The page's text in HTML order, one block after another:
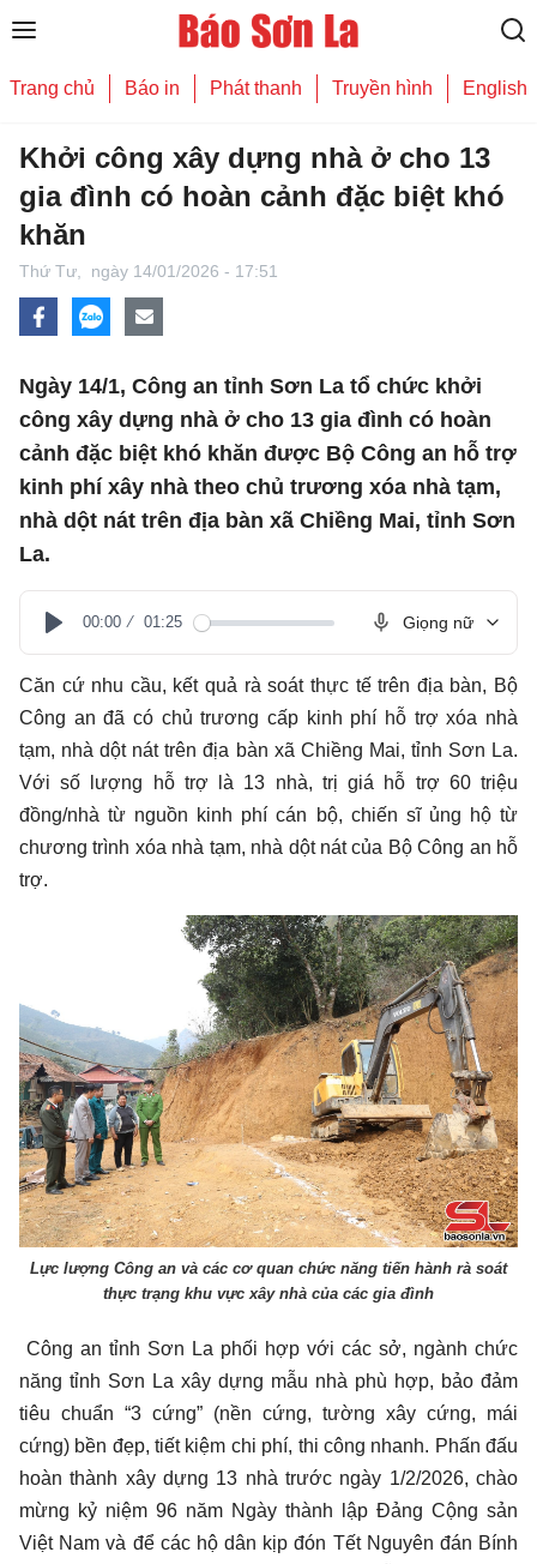
Trang chủ Báo in Phát thanh Truyền hình English
Khởi công xây dựng nhà ở cho 13
gia đình có hoàn cảnh đặc biệt khó
khăn
Thứ Tư, ngày 14/01/2026 - 17:51
Ngày 14/1, Công an tỉnh Sơn La tổ chức khởi
công xây dựng nhà ở cho 13 gia đình có hoàn
cảnh đặc biệt khó khăn được Bộ Công an hỗ trợ
kinh phí xây nhà theo chủ trương xóa nhà tạm,
nhà dột nát trên địa bàn xã Chiềng Mai, tỉnh Sơn
La.
Play
00:00 01:25 Giọng nữ
Căn cứ nhu cầu, kết quả rà soát thực tế trên địa bàn, Bộ
Công an đã có chủ trương cấp kinh phí hỗ trợ xóa nhà
tạm, nhà dột nát trên địa bàn xã Chiềng Mai, tỉnh Sơn La.
Với số lượng hỗ trợ là 13 nhà, trị giá hỗ trợ 60 triệu
đồng/nhà từ nguồn kinh phí cán bộ, chiến sĩ ủng hộ từ
chương trình xóa nhà tạm, nhà dột nát của Bộ Công an hỗ
trợ.
Lực lượng Công an và các cơ quan chức năng tiến hành rà soát
thực trạng khu vực xây nhà của các gia đình
Công an tỉnh Sơn La phối hợp với các sở, ngành chức
năng tỉnh Sơn La xây dựng mẫu nhà phù hợp, bảo đảm
tiêu chuẩn “3 cứng” (nền cứng, tường xây cứng, mái
cứng) bền đẹp, tiết kiệm chi phí, thi công nhanh. Phấn đấu
hoàn thành xây dựng 13 nhà trước ngày 1/2/2026, chào
mừng kỷ niệm 96 năm Ngày thành lập Đảng Cộng sản
Việt Nam và để các hộ dân kịp đón Tết Nguyên đán Bính